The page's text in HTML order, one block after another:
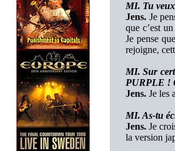
MI. Tu veux
Jens. Je
que c’est
Je pense
rejoigne,
MI. Sur
PURPLE !
Jens. Je les
MI. As-tu
Jens. Je
la version